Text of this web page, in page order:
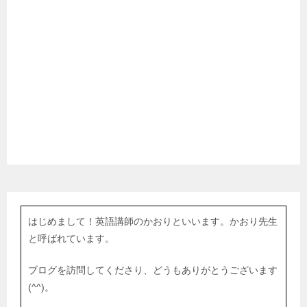
はじめまして！英語講師のかおりといいます。かおり先生
と呼ばれています。
ブログを訪問してくださり、どうもありがとうございます
(^^)。